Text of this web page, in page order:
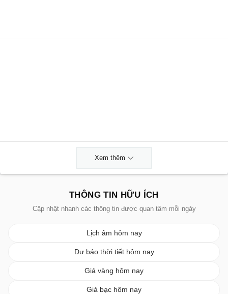
Xem thêm
THÔNG TIN HỮU ÍCH
Cập nhật nhanh các thông tin được quan tâm mỗi ngày
Lịch âm hôm nay
Dự báo thời tiết hôm nay
Giá vàng hôm nay
Giá bạc hôm nay